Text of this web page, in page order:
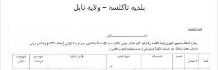
بلدية تاكلسة – ولاية نابل